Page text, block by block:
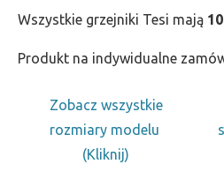
Wszystkie grzejniki Tesi mają
Produkt na indywidualne
Zobacz wszystkie
rozmiary modelu
(Kliknij)